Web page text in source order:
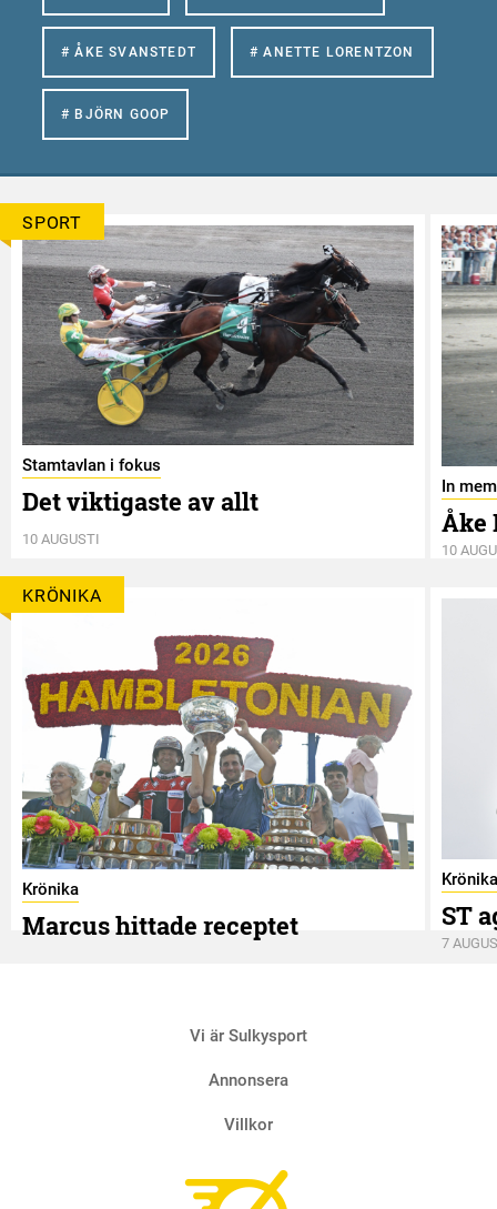
# ÅKE SVANSTEDT # ANETTE LORENTZON
# BJÖRN GOOP
SPORT
Stamtavlan i fokus
Det viktigaste av allt
10 AUGUSTI
In
Åke
10
KRÖNIKA
Krönika
Marcus hittade receptet
Krönika
ST
7
Vi är Sulkysport
Annonsera
Villkor